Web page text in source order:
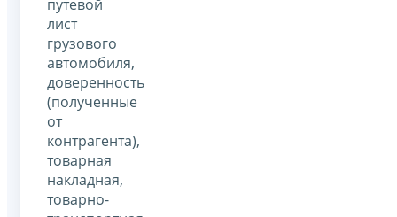
путевой
лист
грузового
автомобиля,
доверенность
(полученные
от
контрагента),
товарная
накладная,
товарно-